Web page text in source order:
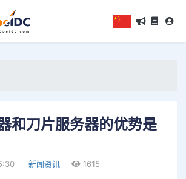
和刀片服务器的优势是
新闻资讯 1615